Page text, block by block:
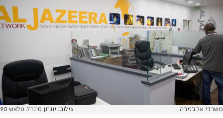
משרדי אל ג'זירה צילום: יונתן סינדל. פלאש 90